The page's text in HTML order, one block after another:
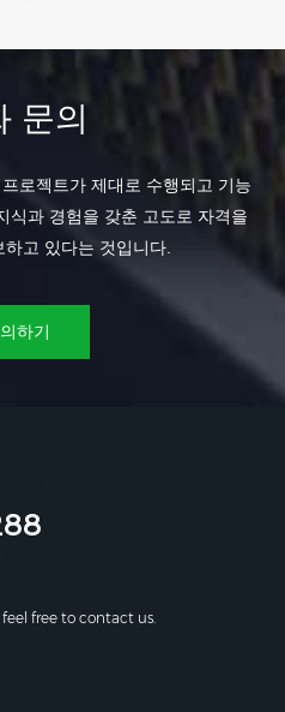
문의
로젝트가 제대로 수행되고 기능
식과 경험을 갖춘 고도로 자격을
고 있다는 것입니다.
하기
free to contact us.